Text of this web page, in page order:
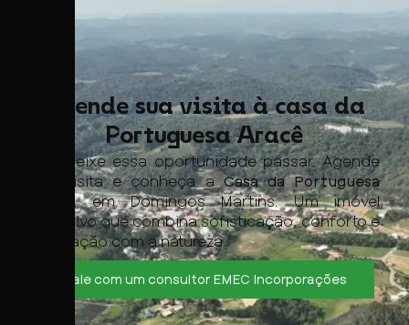
Agende sua visita à casa da
Portuguesa Aracê
Não deixe essa oportunidade passar. Agende
sua visita e conheça aCasa da Portuguesa
, em Domingos Martins. Um imóvel
exclusivo que combina sofisticação, conforto e
integração com a natureza.
Fale com um consultor EMEC Incorporações